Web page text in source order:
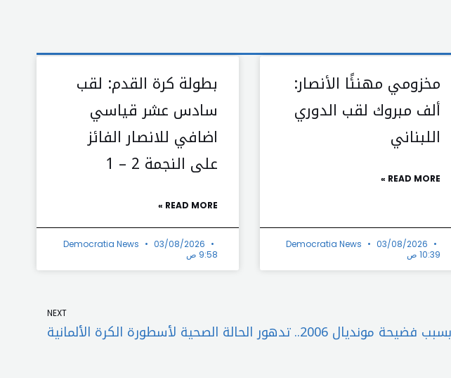
مخزومي مهنئًا الأنصار:
ألف مبروك لقب الدوري
اللبناني
READ MORE »
Democratia News
03/08/2026
10:39 ص
بطولة كرة القدم: لقب
سادس عشر قياسي
اضافي للانصار الفائز
على النجمة 2 – 1
READ MORE »
Democratia News
03/08/2026
9:58 ص
NEXT
بسبب فضيحة مونديال 2006.. تدهور الحالة الصحية لأسطورة الكرة الألمانية